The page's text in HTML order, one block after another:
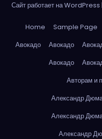
Сайт работает на WordPress |
Home Sample Page
Авокадо
Авокадо
Авокадо
Авторам и
Александр
Александр
Александр